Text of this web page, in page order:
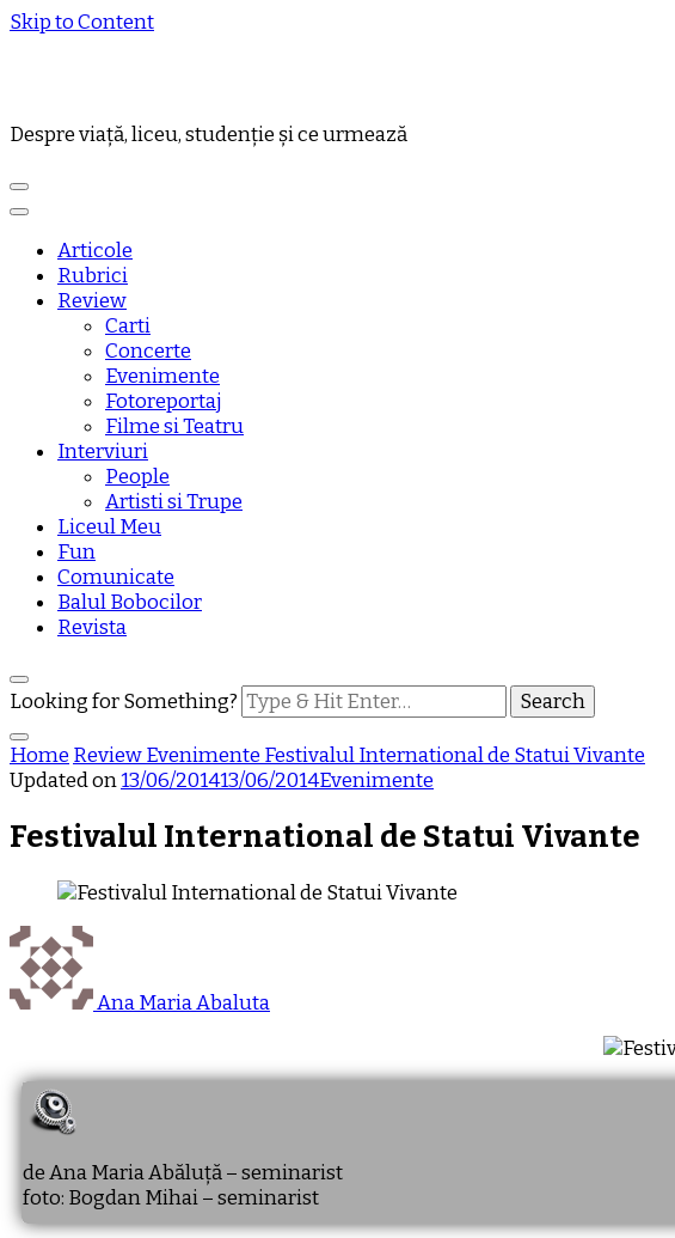
Skip to Content
Despre viață, liceu, studenție și ce urmează
Articole
Rubrici
Review
Carti
Concerte
Evenimente
Fotoreportaj
Filme si Teatru
Interviuri
People
Artisti si Trupe
Liceul Meu
Fun
Comunicate
Balul Bobocilor
Revista
Looking for Something?
Home ReviewEvenimente Festivalul International de Statui Vivante
Updated on13/06/201413/06/2014Evenimente
Festivalul International de Statui Vivante
Ana Maria Abaluta
de Ana Maria Abăluță – seminarist
foto: Bogdan Mihai – seminarist